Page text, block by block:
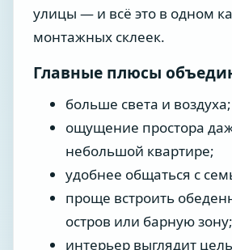
улицы — и всё это в одном
монтажных склеек.
Главные плюсы
больше света и воздуха;
ощущение простора
небольшой квартире;
удобнее общаться с
проще встроить
остров или барную зону;
интерьер выглядит